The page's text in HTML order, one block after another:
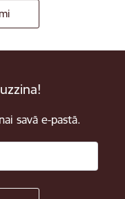
savā e-pastā.